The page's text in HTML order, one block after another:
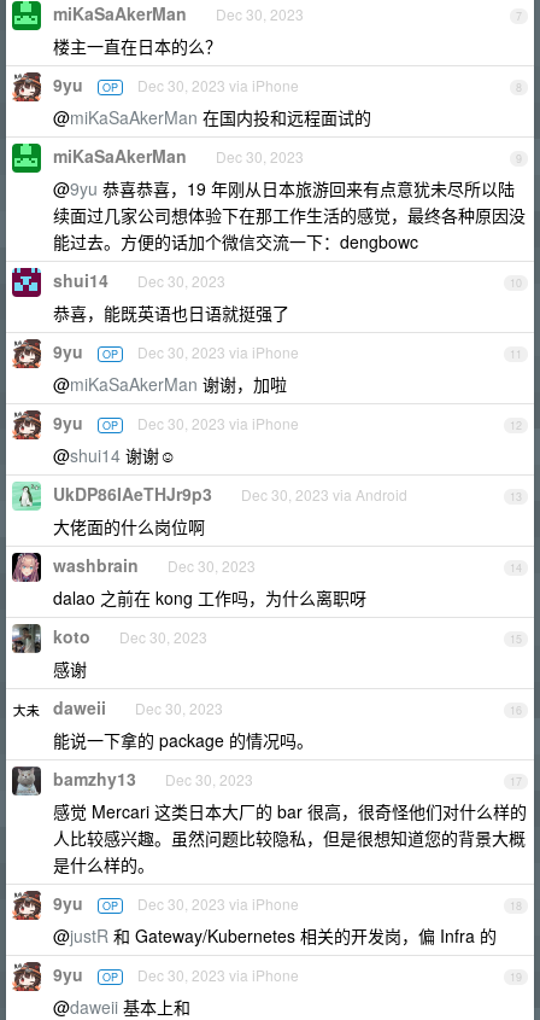
7
miKaSaAkerMan Dec 30, 2023
楼主一直在日本的么？
8
9yu OP Dec 30, 2023 via iPhone
@miKaSaAkerMan 在国内投和远程面试的
9
miKaSaAkerMan Dec 30, 2023
@9yu 恭喜恭喜，19 年刚从日本旅游回来有点意犹未尽所以陆
续面过几家公司想体验下在那工作生活的感觉，最终各种原因没
能过去。方便的话加个微信交流一下：dengbowc
10
shui14 Dec 30, 2023
恭喜，能既英语也日语就挺强了
11
9yu OP Dec 30, 2023 via iPhone
@miKaSaAkerMan 谢谢，加啦
12
9yu OP Dec 30, 2023 via iPhone
@shui14 谢谢☺️
13
UkDP86IAeTHJr9p3 Dec 30, 2023 via Android
大佬面的什么岗位啊
14
washbrain Dec 30, 2023
dalao 之前在 kong 工作吗，为什么离职呀
15
koto Dec 30, 2023
感谢
16
daweii Dec 30, 2023
能说一下拿的 package 的情况吗。
17
bamzhy13 Dec 30, 2023
感觉 Mercari 这类日本大厂的 bar 很高，很奇怪他们对什么样的
人比较感兴趣。虽然问题比较隐私，但是很想知道您的背景大概
是什么样的。
18
9yu OP Dec 30, 2023 via iPhone
@justR 和 Gateway/Kubernetes 相关的开发岗，偏 Infra 的
19
9yu OP Dec 30, 2023 via iPhone
@daweii 基本上和